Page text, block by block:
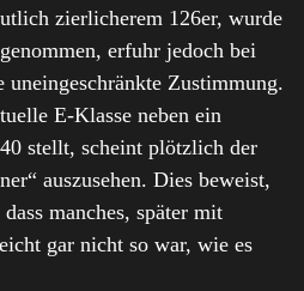
zierlicherem 126er, wurde
erfuhr jedoch bei
uneingeschränkte Zustimmung.
E-Klasse neben ein
stellt, scheint plötzlich der
auszusehen. Dies beweist,
manches, später mit
gar nicht so war, wie es